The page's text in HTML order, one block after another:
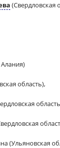
(Свердловская
область),
(Ульяновская